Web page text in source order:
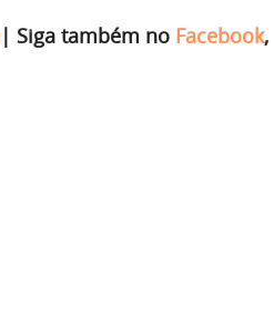
| Siga também no Facebook,